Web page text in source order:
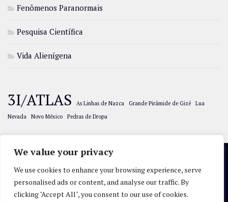
We value your privacy
We use cookies to enhance your browsing experience, serve
personalised ads or content, and analyse our traffic. By
clicking "Accept All", you consent to our use of cookies.
Fenômenos Paranormais
Pesquisa Científica
Vida Alienígena
3I/ATLAS As Linhas de Nazca Grande Pirâmide de Gizé
Lua
Nevada
Novo México Pedras de Dropa
UFOvni © 2026. All Rights Reserved.Terms & Conditions
Privacy Policy